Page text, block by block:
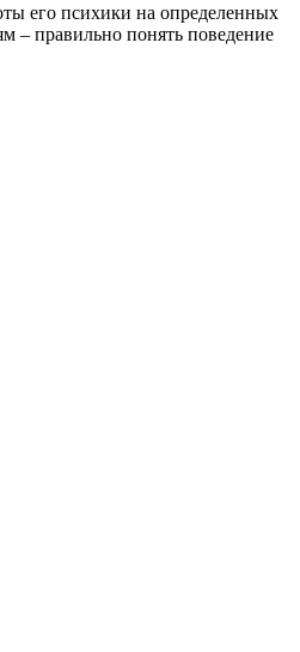
его психики на определенных
– правильно понять поведение